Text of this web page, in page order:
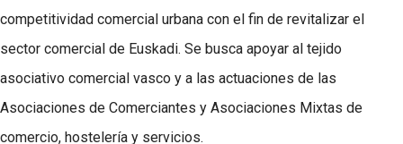
competitividad comercial urbana con el fin de revitalizar el
sector comercial de Euskadi. Se busca apoyar al tejido
asociativo comercial vasco y a las actuaciones de las
Asociaciones de Comerciantes y Asociaciones Mixtas de
comercio, hostelería y servicios.